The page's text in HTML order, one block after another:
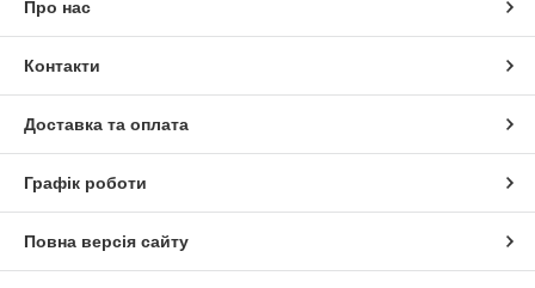
Про нас
Контакти
Доставка та оплата
Графік роботи
Повна версія сайту